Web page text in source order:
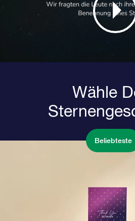
Wähle
Beliebteste